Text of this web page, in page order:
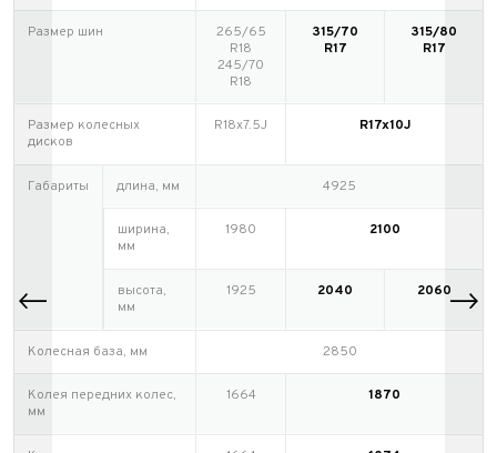
Размер шин
265/65
R18
245/70
R18
315/70
R17
315/80
R17
Размер колесных
дисков
R18х7.5J R17x10J
Габариты длина, мм 4925
ширина,
мм
1980 2100
высота,
мм
1925 2040 2060
Колесная база, мм 2850
Колея передних колес,
мм
1664 1870